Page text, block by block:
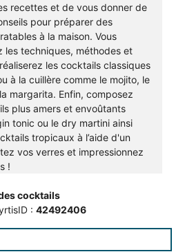
passe
recettes et de vous donner de
pour préparer des
à la maison. Vous
les techniques, méthodes et
les cocktails classiques
à la cuillère comme le mojito, le
margarita. Enfin, composez
plus amers et envoûtants
tonic ou le dry martini ainsi
tropicaux à l’aide d'un
vos verres et impressionnez
!
cocktails
: 42492406